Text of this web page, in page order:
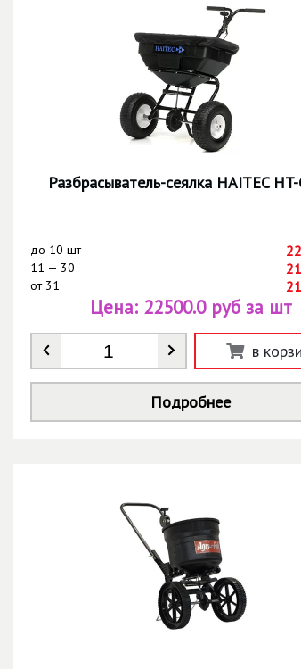
Разбрасыватель-сеялка HAITEC
до 10 шт
11 — 30
от31
Количество *
Цена: 22500.0 руб за шт
в
Подробнее